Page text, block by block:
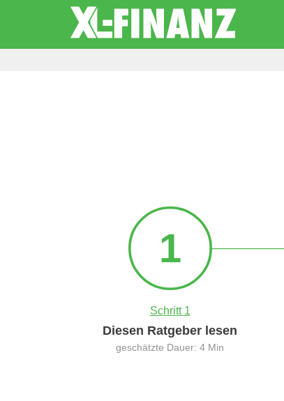
1
Schritt 1
Diesen Ratgeber lesen
geschätzte Dauer: 4 Min